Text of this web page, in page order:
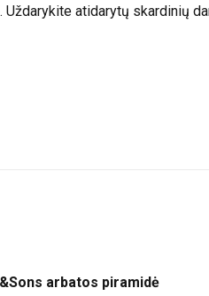
atidarytų skardinių
arbatos piramidė